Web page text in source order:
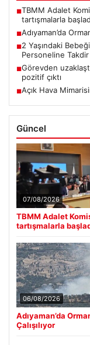
■TBMM Adalet
tartışmalarla
■Adıyaman’da
■2 Yaşındaki
Personeline
■Görevden
pozitif çıktı
■Açık Hava
Güncel
07/08/2026
TBMM Adalet
tartışmalarla
06/08/2026
Adıyaman’da
Çalışılıyor